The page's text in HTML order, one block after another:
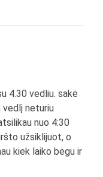
4.30 vedliu. sakė
vedlį neturiu
nuo 4:30
užsiklijuot, o
kiek laiko bėgu ir